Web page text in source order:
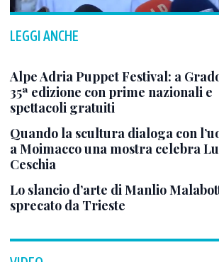
LEGGI ANCHE
Alpe Adria Puppet Festival: a
35ª edizione con prime nazionali e
spettacoli gratuiti
Quando la scultura dialoga con
a Moimacco una mostra celebra
Ceschia
Lo slancio d’arte di Manlio
sprecato da Trieste